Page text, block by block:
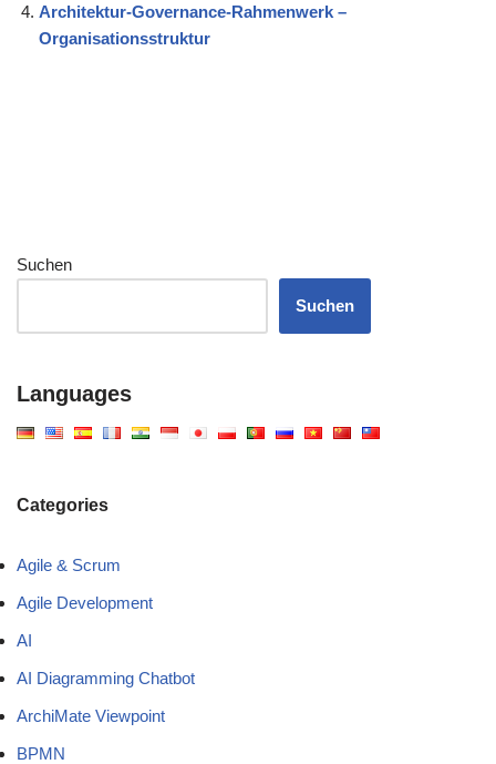
Architektur-Governance-Rahmenwerk –
Organisationsstruktur
Suchen
Suchen
Languages
Categories
Agile & Scrum
Agile Development
AI
AI Diagramming Chatbot
ArchiMate Viewpoint
BPMN